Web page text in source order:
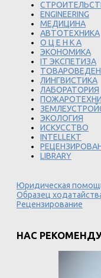
ENGINEERING
МЕДИЦИНА
АВТОТЕХНИКА
О Ц Е Н К А
ЭКОНОМИКА
IT ЭКСПЕТИЗА
ЛИНГВИСТИКА
ЛАБОРАТОРИЯ
ЭКОЛОГИЯ
ИСКУССТВО
INTELLEKT
LIBRARY
Юридическая
Образец
Рецензирование
НАС